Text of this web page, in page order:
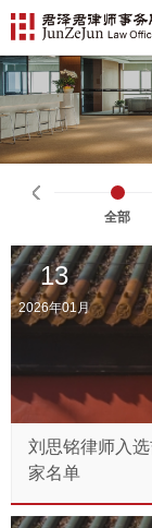
全部
13
2026年01月
刘思铭律师入
家名单